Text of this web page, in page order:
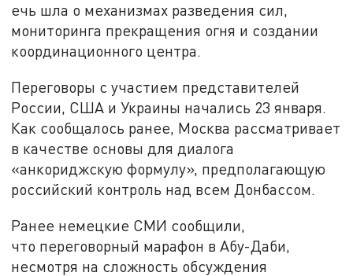
ечь шла о механизмах разведения сил,
мониторинга прекращения огня и создании
координационного центра.
Переговоры с участием представителей
России, США и Украины начались 23 января.
Как сообщалось ранее, Москва рассматривает
в качестве основы для диалога
«анкориджскую формулу», предполагающую
российский контроль над всем Донбассом.
Ранее немецкие СМИ сообщили,
что переговорный марафон в Абу-Даби,
несмотря на сложность обсуждения